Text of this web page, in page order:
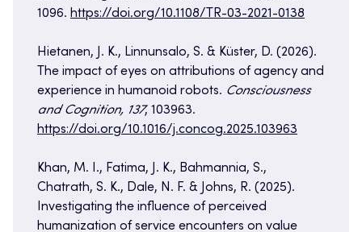
1096. https://doi.org/10.1108/TR-03-2021-0138
Hietanen, J. K., Linnunsalo, S. & Küster, D. (2026).
The impact of eyes on attributions of agency and
experience in humanoid robots. Consciousness
and Cognition, 137, 103963.
https://doi.org/10.1016/j.concog.2025.103963
Khan, M. I., Fatima, J. K., Bahmannia, S.,
Chatrath, S. K., Dale, N. F. & Johns, R. (2025).
Investigating the influence of perceived
humanization of service encounters on value